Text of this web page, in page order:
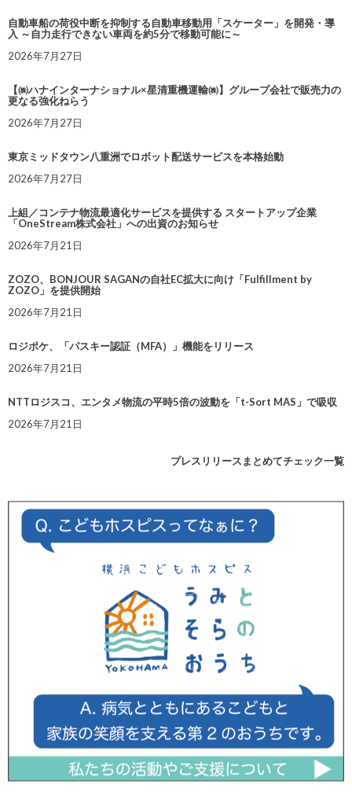
自動車船の荷役中断を抑制する自動車移動用「スケーター」を開発・導
入 ～自力走行できない車両を約5分で移動可能に～
2026年7月27日
【㈱ハナインターナショナル×星清重機運輸㈱】グループ会社で販売力の
更なる強化ねらう
2026年7月27日
東京ミッドタウン八重洲でロボット配送サービスを本格始動
2026年7月27日
上組／コンテナ物流最適化サービスを提供する スタートアップ企業
「OneStream株式会社」への出資のお知らせ
2026年7月21日
ZOZO、BONJOUR SAGANの自社EC拡大に向け「Fulfillment by
ZOZO」を提供開始
2026年7月21日
ロジポケ、「パスキー認証（MFA）」機能をリリース
2026年7月21日
NTTロジスコ、エンタメ物流の平時5倍の波動を「t-Sort MAS」で吸収
2026年7月21日
プレスリリースまとめてチェック一覧